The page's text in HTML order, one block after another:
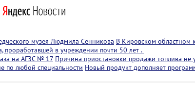
музея Людмила Сенникова В Кировском областном
проработавшей в учреждении почти 50 лет .
на АГЗС № 17 Причина приостановки продажи топлива не
по любой специальности Новый продукт дополняет